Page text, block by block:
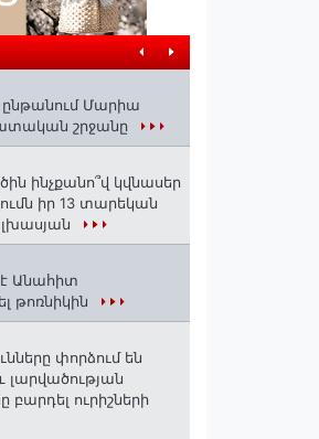
ընթանում Մարիա
շրջանը
ինչքանո՞վ կվնասեր
իր 13 տարեկան
Անահիտ
թոռնիկին
փորձում են
լարվածության
ուրիշների